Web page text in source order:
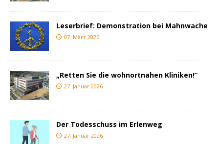
Leserbrief: Demonstration bei Mahnwache
07. März 2026
„Retten Sie die wohnortnahen Kliniken!“
27. Januar 2026
Der Todesschuss im Erlenweg
27. Januar 2026